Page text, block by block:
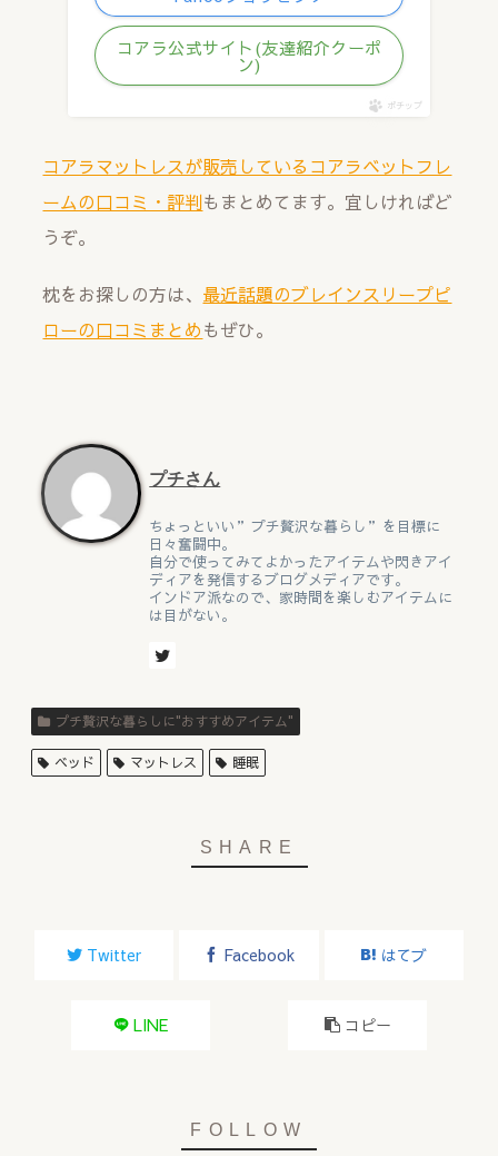
コアラ公式サイト(友達紹介クーポ
ン)
ポチップ
コアラマットレスが販売しているコアラベットフレ
ームの口コミ・評判もまとめてます。宜しければど
うぞ。
枕をお探しの方は、 最近話題のブレインスリープピ
ローの口コミまとめもぜひ。
プチさん
ちょっといい”プチ贅沢な暮らし”を目標に
日々奮闘中。
自分で使ってみてよかったアイテムや閃きアイ
ディアを発信するブログメディアです。
インドア派なので、家時間を楽しむアイテムに
は目がない。
プチ贅沢な暮らしに"おすすめアイテム"
ベッド マットレス 睡眠
Twitter Facebook はてブ
LINE コピー